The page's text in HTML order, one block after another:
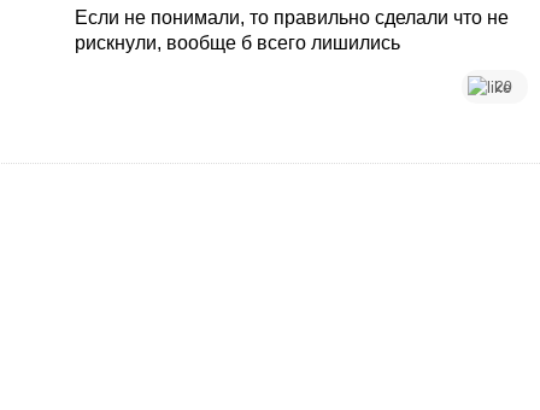
Если не понимали, то правильно сделали что не
рискнули, вообще б всего лишились
20